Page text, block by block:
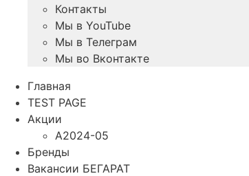
Контакты
Мы в YouTube
Мы в Телеграм
Мы во Вконтакте
Главная
TEST PAGE
Акции
A2024-05
Бренды
Вакансии БЕГАРАТ